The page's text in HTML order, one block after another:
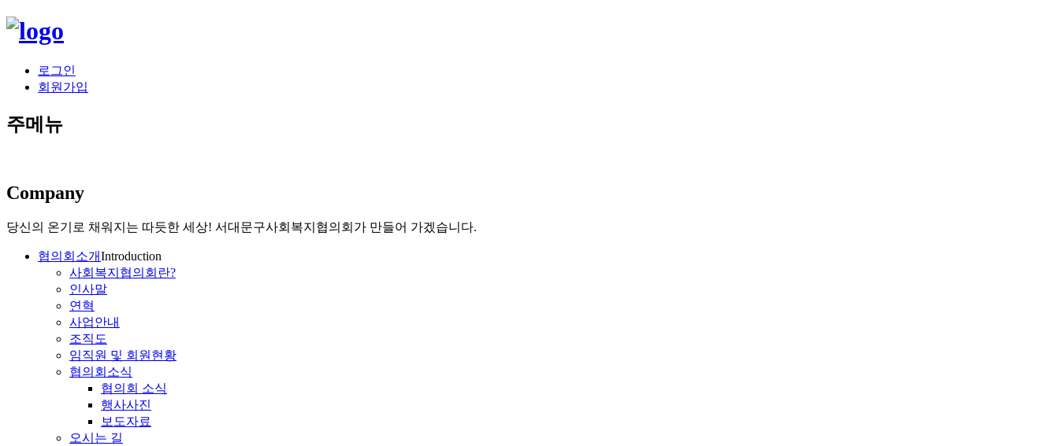
로그인
회원가입
주메뉴
Company
당신의 온기로 채워지는 따듯한 세상! 서대문구사회복지협의회가 만들어 가겠습니다.
협의회소개Introduction
사회복지협의회란?
인사말
연혁
사업안내
조직도
임직원 및 회원현황
협의회소식
협의회 소식
행사사진
보도자료
오시는 길